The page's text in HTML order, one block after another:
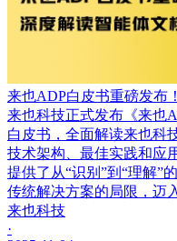
来也ADP白皮书重磅发布
来也科技正式发布《来也
白皮书，全面解读来也科
技术架构、最佳实践和应
提供了从“识别”到“理解”
传统解决方案的局限，迈
来也科技
·